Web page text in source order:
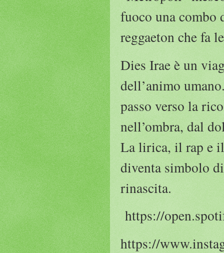
fuoco una combo
reggaeton che fa
Dies Irae è un
dell’animo
passo verso la
nell’ombra, dal
La lirica, il rap e
diventa simbolo
rinascita.
https://
https://